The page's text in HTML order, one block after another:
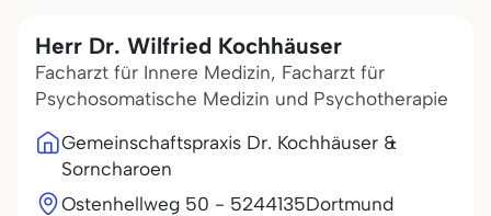
Herr Dr. Wilfried Kochhäuser
Facharzt für Innere Medizin, Facharzt für
Psychosomatische Medizin und Psychotherapie
Gemeinschaftspraxis Dr. Kochhäuser &
Sorncharoen
Ostenhellweg 50 - 5244135Dortmund